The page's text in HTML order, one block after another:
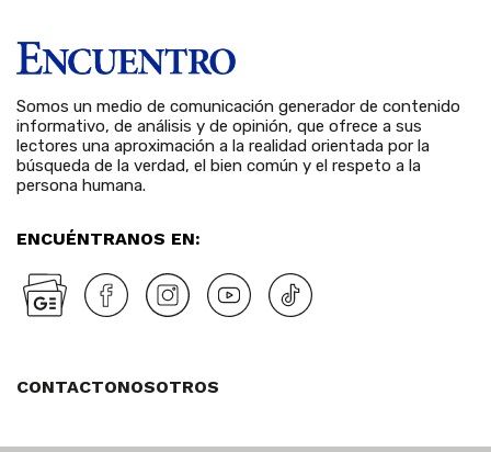
Somos un medio de comunicación generador de contenido
informativo, de análisis y de opinión, que ofrece a sus
lectores una aproximación a la realidad orientada por la
búsqueda de la verdad, el bien común y el respeto a la
persona humana.
ENCUÉNTRANOS EN:
CONTACTONOSOTROS